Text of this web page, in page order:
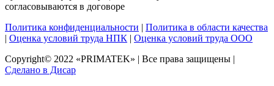
согласовываются в договоре
Политика конфиденциальности | Политика в области качества
| Оценка условий труда НПК | Оценка условий труда ООО
Copyright© 2022 «PRIMATEK» | Все права защищены |
Сделано в Дисар